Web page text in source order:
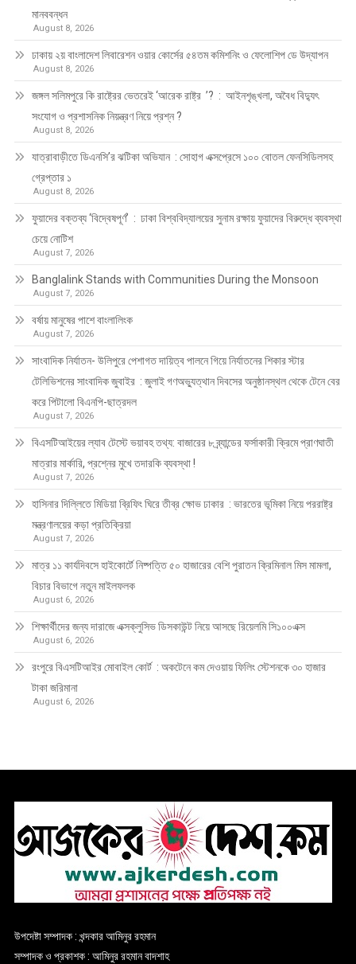
মানববন্ধন
August 8, 2026
ঢাকায় ২য় বাংলাদেশ লিবারেশন ওয়ার কোর্সের ৫৪তম কমিশনিং ও ফেলোশিপ ডে উদ্‌যাপন
August 8, 2026
জঙ্গল সলিমপুরে কি রাষ্ট্রের ভেতরেই ‘আরেক রাষ্ট্র ’? : আইনশৃঙ্খলা, অবৈধ বিদ্যুৎ
সংযোগ ও প্রশাসনিক নিয়ন্ত্রণ নিয়ে প্রশ্ন ?
August 8, 2026
যাত্রাবাড়ীতে ডিএনসি’র ঝটিকা অভিযান : সোহাগ এক্সপ্রেসে ১০০ বোতল ফেনসিডিলসহ
গ্রেপ্তার ১
August 8, 2026
ফুয়াদের বক্তব্য ‘বিদ্বেষপূর্ণ’ : ঢাকা বিশ্ববিদ্যালয়ের সুনাম রক্ষায় ফুয়াদের বিরুদ্ধে ব্যবস্থা
চেয়ে নোটিশ
August 7, 2026
Banglalink Stands with Communities During the Monsoon
August 7, 2026
বর্ষায় মানুষের পাশে বাংলালিংক
August 7, 2026
সাংবাদিক নির্যাতন- উলিপুরে পেশাগত দায়িত্ব পালনে গিয়ে নির্যাতনের শিকার স্টার
টেলিভিশনের সাংবাদিক জুবাইর : জুলাই গণঅভ্যুত্থান দিবসের অনুষ্ঠানস্থল থেকে টেনে বের
করে পিটালো বিএনপি-ছাত্রদল
August 7, 2026
বিএসটিআইয়ের ল্যাব টেস্টে ভয়াবহ তথ্য: বাজারের ৮ ব্র্যান্ডের ফর্সাকারী ক্রিমে প্রাণঘাতী
মাত্রার মার্কারি, প্রশ্নের মুখে তদারকি ব্যবস্থা !
August 7, 2026
হাসিনার দিল্লিতে মিডিয়া ব্রিফিং ঘিরে তীব্র ক্ষোভ ঢাকার : ভারতের ভূমিকা নিয়ে পররাষ্ট্র
মন্ত্রণালয়ের কড়া প্রতিক্রিয়া
August 7, 2026
মাত্র ১১ কার্যদিবসে হাইকোর্টে নিষ্পত্তি ৫০ হাজারের বেশি পুরাতন ক্রিমিনাল মিস মামলা,
বিচার বিভাগে নতুন মাইলফলক
August 6, 2026
শিক্ষার্থীদের জন্য দারাজে এক্সক্লুসিভ ডিসকাউন্ট নিয়ে আসছে রিয়েলমি সি১০০এক্স
August 6, 2026
রংপুরে বিএসটিআইর মোবাইল কোর্ট : অকটেনে কম দেওয়ায় ফিলিং স্টেশনকে ৩০ হাজার
টাকা জরিমানা
August 6, 2026
উপদেষ্টা সম্পাদক : খন্দকার আমিনুর রহমান
সম্পাদক ও প্রকাশক : আমিনুর রহমান বাদশাহ